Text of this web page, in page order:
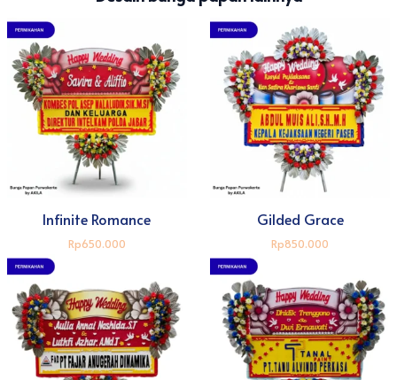
Infinite Romance
Rp650.000
Gilded Grace
Rp850.000